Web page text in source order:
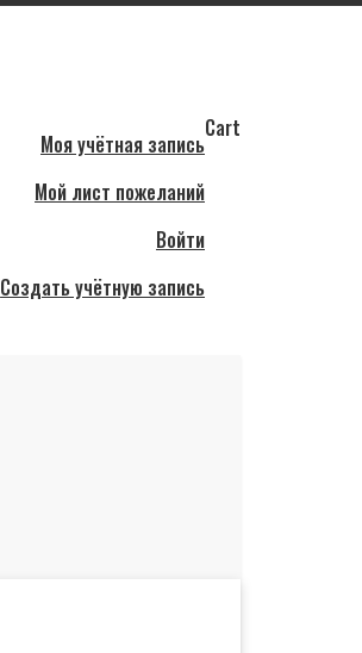
Cart
Моя учётная запись
Мой лист пожеланий
Войти
Создать учётную запись